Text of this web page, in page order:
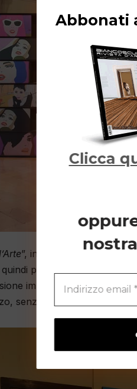
”, in effetti con
perché lasciarsi
imperdibile per gli artisti
senza speculazioni.
Abbonati
Clicca